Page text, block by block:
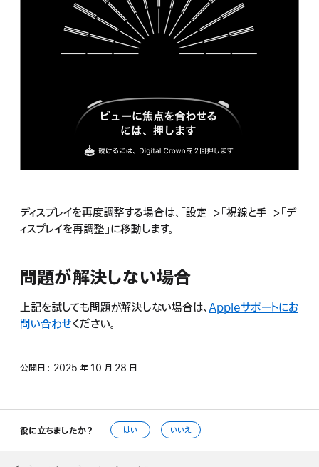
ディスプレイを再度調整する場合は、「設定」>「視線と手」>「デ
ィスプレイを再調整」に移動します。
問題が解決しない場合
上記を試しても問題が解決しない場合は、Appleサポートにお
問い合わせください。
公開日： 2025 年 10 月 28 日
役に立ちましたか？ はい いいえ